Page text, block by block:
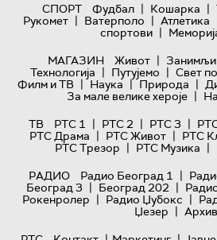
СПОРТ
Фудбал | Кошарка |
Рукомет | Ватерполо | Атлетика
спортови |
МАГАЗИН
Живот |
Технологијa | Путујемо | Свет
Филм и ТВ | Наука | Природа |
За мале велике хероје |
ТВ
РТС 1 | РТС 2 | РТС 3 |
РТС Драма | РТС Живот | РТС
РТС Трезор | РТС Музика |
РАДИО
Радио Београд 1 |
Београд 3 | Београд 202 |
Рокенролер | Радио Џубокс |
Џезер | Архив